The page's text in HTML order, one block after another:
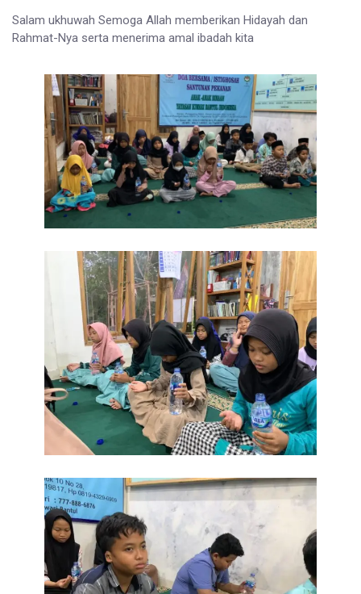
Salam ukhuwah Semoga Allah memberikan Hidayah dan
Rahmat-Nya serta menerima amal ibadah kita